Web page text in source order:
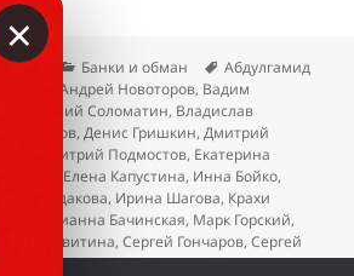
Рубрики
Банки и обман Метки
Абдулгамид
Андрей Новоторов, Вадим
Виталий Соломатин, Владислав
Трофимов,Денис Гришкин,Дмитрий
Дмитрий Подмостов, Екатерина
Елена Капустина, Инна Бойко,
Ирина Судакова, Ирина Шагова, Крахи
Марианна Бачинская, Марк Горский,
Нина Левитина,Сергей Гончаров,Сергей
Тимофей Хлопотин,Юрий
×